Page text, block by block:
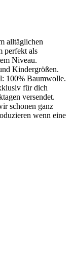
alltäglichen
perfekt als
Niveau.
Kindergrößen.
100% Baumwolle.
für dich
versendet.
schonen ganz
wenn eine